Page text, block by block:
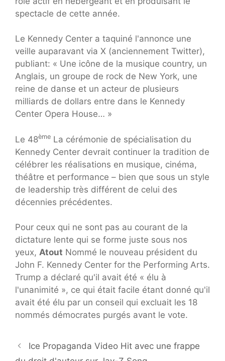
spectacle de cette année.
Le Kennedy Center a taquiné l'annonce une
veille auparavant via X (anciennement Twitter),
publiant: « Une icône de la musique country, un
Anglais, un groupe de rock de New York, une
reine de danse et un acteur de plusieurs
milliards de dollars entre dans le Kennedy
Center Opera House… »
Le 48ème La cérémonie de spécialisation du
Kennedy Center devrait continuer la tradition de
célébrer les réalisations en musique, cinéma,
théâtre et performance – bien que sous un style
de leadership très différent de celui des
décennies précédentes.
Pour ceux qui ne sont pas au courant de la
dictature lente qui se forme juste sous nos
yeux, Atout Nommé le nouveau président du
John F. Kennedy Center for the Performing Arts.
Trump a déclaré qu'il avait été « élu à
l'unanimité », ce qui était facile étant donné qu'il
avait été élu par un conseil qui excluait les 18
nommés démocrates purgés avant le vote.
Ice Propaganda Video Hit avec une frappe